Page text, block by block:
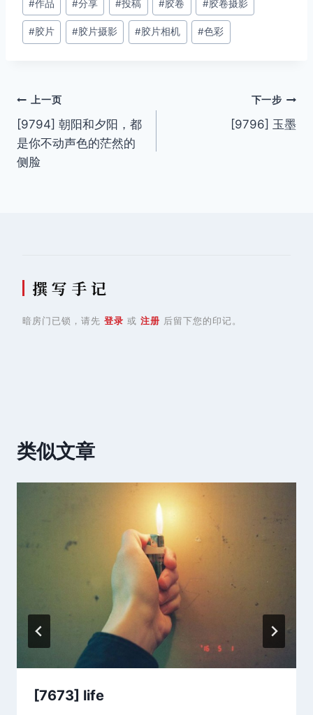
章
标
#作品 #分享 #投稿 #胶卷 #胶卷摄影
#胶片 #胶片摄影 #胶片相机 #色彩
文
章
导
上一页
[9794] 朝阳和夕阳，都
是你不动声色的茫然的
侧脸
下一步
[9796] 玉墨
撰 写 手 记
暗房门已锁，请先 登录 或 注册 后留下您的印记。
类似文章
[7673] life